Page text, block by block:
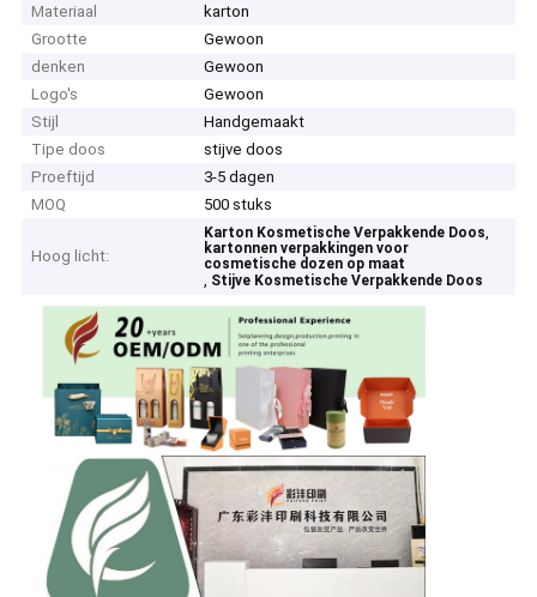
Materiaal
karton
Grootte
Gewoon
denken
Gewoon
Logo's
Gewoon
Stijl
Handgemaakt
Tipe doos
stijve doos
Proeftijd
3-5 dagen
MOQ
500 stuks
Hoog licht:
Karton Kosmetische Verpakkende Doos,
kartonnen verpakkingen voor
cosmetische dozen op maat
, Stijve Kosmetische Verpakkende Doos